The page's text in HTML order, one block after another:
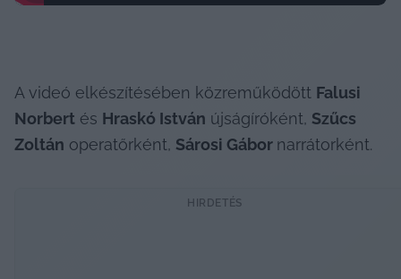
A videó elkészítésében közreműködött Falusi
Norbert és Hraskó István újságíróként, Szűcs
Zoltán operatőrként, Sárosi Gábor narrátorként.
HIRDETÉS